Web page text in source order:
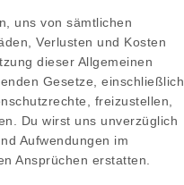
uns von sämtlichen
Verlusten und Kosten
dieser Allgemeinen
Gesetze, einschließlich
freizustellen,
Du wirst uns unverzüglich
Aufwendungen im
Ansprüchen erstatten.